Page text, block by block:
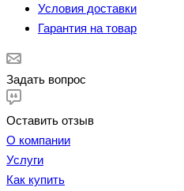
Условия доставки
Гарантия на товар
Задать вопрос
Оставить отзыв
О компании
Услуги
Как купить